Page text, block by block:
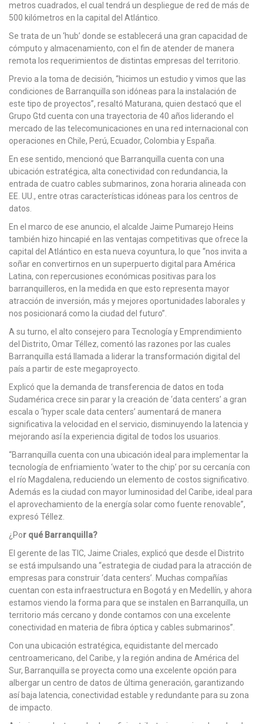
metros cuadrados, el cual tendrá un despliegue de red de más de
500 kilómetros en la capital del Atlántico.
Se trata de un ‘hub’ donde se establecerá una gran capacidad de
cómputo y almacenamiento, con el fin de atender de manera
remota los requerimientos de distintas empresas del territorio.
Previo a la toma de decisión, “hicimos un estudio y vimos que las
condiciones de Barranquilla son idóneas para la instalación de
este tipo de proyectos”, resaltó Maturana, quien destacó que el
Grupo Gtd cuenta con una trayectoria de 40 años liderando el
mercado de las telecomunicaciones en una red internacional con
operaciones en Chile, Perú, Ecuador, Colombia y España.
En ese sentido, mencionó que Barranquilla cuenta con una
ubicación estratégica, alta conectividad con redundancia, la
entrada de cuatro cables submarinos, zona horaria alineada con
EE. UU., entre otras características idóneas para los centros de
datos.
En el marco de ese anuncio, el alcalde Jaime Pumarejo Heins
también hizo hincapié en las ventajas competitivas que ofrece la
capital del Atlántico en esta nueva coyuntura, lo que “nos invita a
soñar en convertirnos en un superpuerto digital para América
Latina, con repercusiones económicas positivas para los
barranquilleros, en la medida en que esto representa mayor
atracción de inversión, más y mejores oportunidades laborales y
nos posicionará como la ciudad del futuro”.
A su turno, el alto consejero para Tecnología y Emprendimiento
del Distrito, Omar Téllez, comentó las razones por las cuales
Barranquilla está llamada a liderar la transformación digital del
país a partir de este megaproyecto.
Explicó que la demanda de transferencia de datos en toda
Sudamérica crece sin parar y la creación de ‘data centers’ a gran
escala o ‘hyper scale data centers’ aumentará de manera
significativa la velocidad en el servicio, disminuyendo la latencia y
mejorando así la experiencia digital de todos los usuarios.
“Barranquilla cuenta con una ubicación ideal para implementar la
tecnología de enfriamiento ‘water to the chip’ por su cercanía con
el río Magdalena, reduciendo un elemento de costos significativo.
Además es la ciudad con mayor luminosidad del Caribe, ideal para
el aprovechamiento de la energía solar como fuente renovable”,
expresó Téllez.
¿Por qué Barranquilla?
El gerente de las TIC, Jaime Criales, explicó que desde el Distrito
se está impulsando una “estrategia de ciudad para la atracción de
empresas para construir ‘data centers’. Muchas compañías
cuentan con esta infraestructura en Bogotá y en Medellín, y ahora
estamos viendo la forma para que se instalen en Barranquilla, un
territorio más cercano y donde contamos con una excelente
conectividad en materia de fibra óptica y cables submarinos”.
Con una ubicación estratégica, equidistante del mercado
centroamericano, del Caribe, y la región andina de América del
Sur, Barranquilla se proyecta como una excelente opción para
albergar un centro de datos de última generación, garantizando
así baja latencia, conectividad estable y redundante para su zona
de impacto.